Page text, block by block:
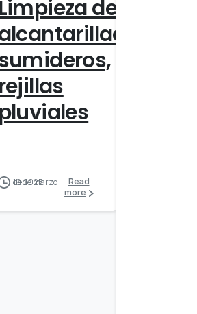
Limpieza de
rejillas
pluviales
19 de marzo de 2025
Read
more